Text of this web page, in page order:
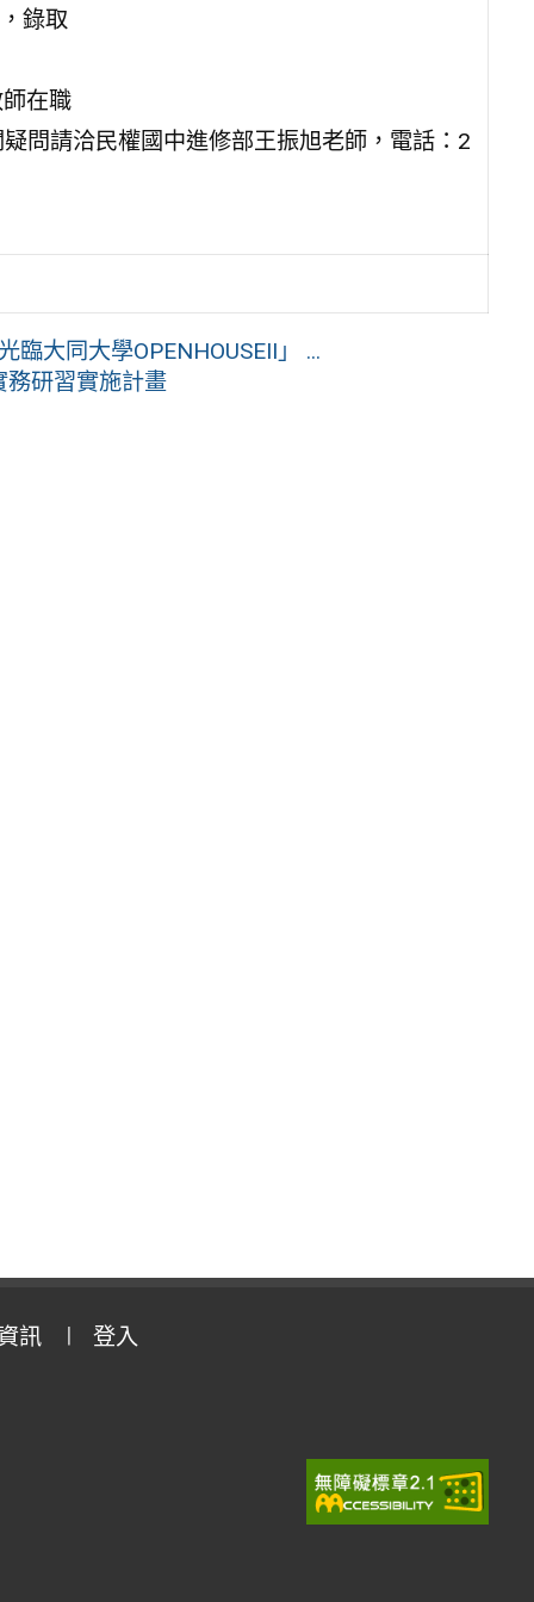
錄取
在職
問請洽民權國中進修部王振旭老師，電話：2
大同大學OPENHOUSEII」 ...
務研習實施計畫
訊 登入